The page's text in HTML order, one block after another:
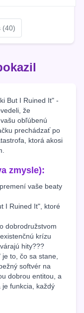
(40)
But I Ruined It" -
že
obľúbenú
prechádzať po
ktorá akosi
zmysle):
vaše beaty
I Ruined It", ktoré
dobrodružstvom
krízu
hity???
je to, čo sa stane,
softvér na
dobrou entitou, a
funkcia, každý